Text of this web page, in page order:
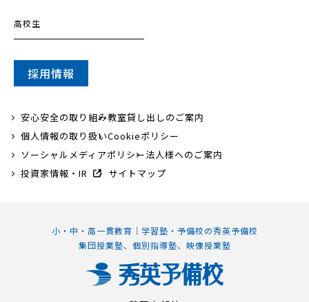
小・中・高一貫教育｜学習塾・予備校の秀英予備校
集団授業塾、個別指導塾、映像授業塾
高校生
採用情報
安心安全の取り組み教室貸し出しのご案内
個人情報の取り扱いCookieポリシー
ソーシャルメディアポリシー法人様へのご案内
投資家情報・IR
サイトマップ